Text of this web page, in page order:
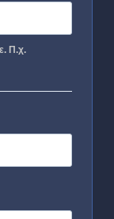
Π.χ.